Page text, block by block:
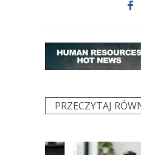
PRZECZYTAJ